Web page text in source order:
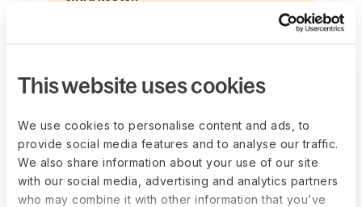
This website uses cookies
We use cookies to personalise content and ads, to
provide social media features and to analyse our traffic.
We also share information about your use of our site
with our social media, advertising and analytics partners
who may combine it with other information that you’ve
Door AI aangedreven HR‑ en
compliance‑ondersteuning stelt
loopbaanraamwerken op, maakt
trainingsmodules en meer